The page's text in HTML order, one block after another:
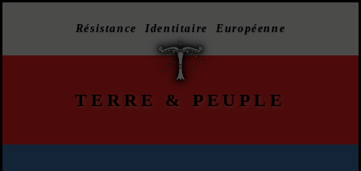
Résistance Identitaire Européenne
TERRE & PEUPLE